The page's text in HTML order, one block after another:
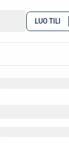
LUO TILI